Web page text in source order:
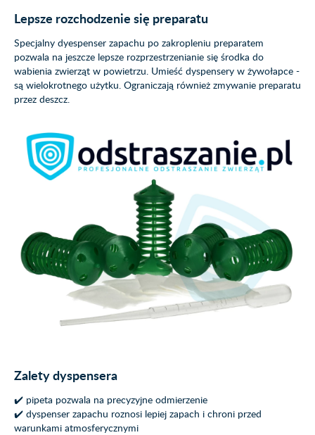
Lepsze rozchodzenie się preparatu
Specjalny dyespenser zapachu po zakropleniu preparatem
pozwala na jeszcze lepsze rozprzestrzenianie się środka do
wabienia zwierząt w powietrzu. Umieść dyspensery w żywołapce -
są wielokrotnego użytku. Ograniczają również zmywanie preparatu
przez deszcz.
Zalety dyspensera
✔️ pipeta pozwala na precyzyjne odmierzenie
✔️ dyspenser zapachu roznosi lepiej zapach i chroni przed
warunkami atmosferycznymi